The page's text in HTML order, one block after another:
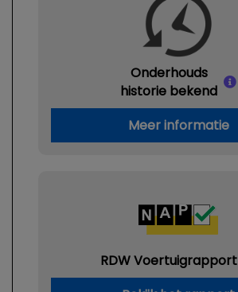
Onderhouds
historie bekend
Meer informatie
RDW Voertuigrapport